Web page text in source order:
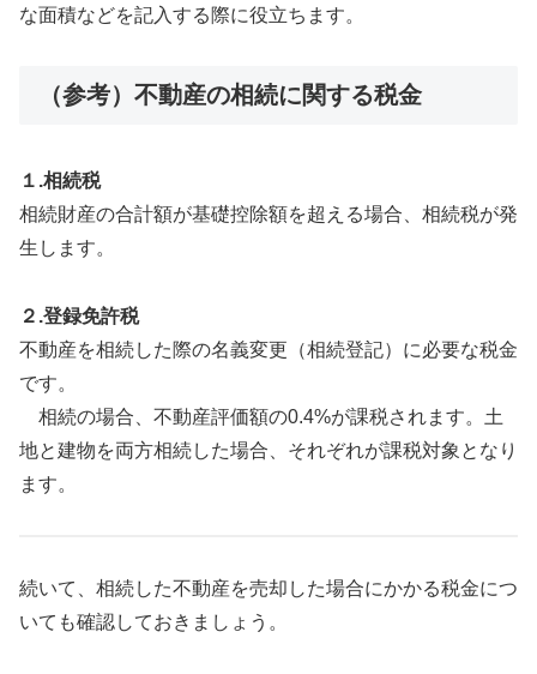
な面積などを記入する際に役立ちます。
（参考）不動産の相続に関する税金
１.相続税
相続財産の合計額が基礎控除額を超える場合、相続税が発
生します。
２.登録免許税
不動産を相続した際の名義変更（相続登記）に必要な税金
です。
相続の場合、不動産評価額の0.4%が課税されます。土
地と建物を両方相続した場合、それぞれが課税対象となり
ます。
続いて、相続した不動産を売却した場合にかかる税金につ
いても確認しておきましょう。